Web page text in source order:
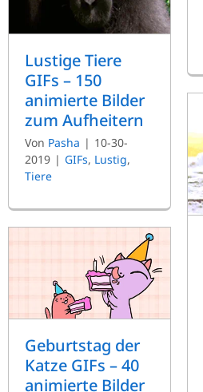
Lustige Tiere
GIFs – 150
animierte Bilder
zum Aufheitern
Von Pasha | 10-30-
2019 | GIFs, Lustig,
Tiere
Geburtstag der
Katze GIFs – 40
animierte Bilder